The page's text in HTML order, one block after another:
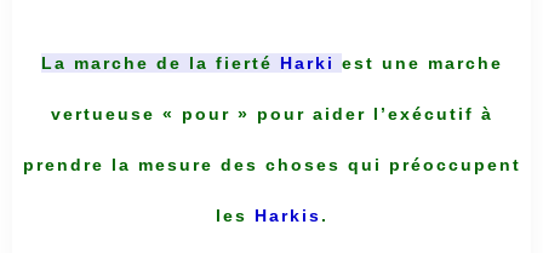
La marche de la fierté Harki est une marche
vertueuse « pour » pour aider l’exécutif à
prendre la mesure des choses qui préoccupent
les Harkis.